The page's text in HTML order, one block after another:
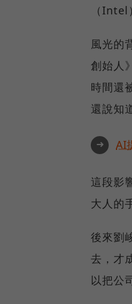
（
風光的
創始人
時間還
還說知
➜ AI
這段影
大人的
後來劉
去，才
以把公